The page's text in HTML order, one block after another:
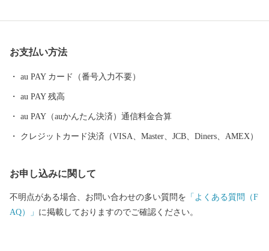
は山形市が有する映像文化を育む環境が高い評価を受け、日本で
初めて、ユネスコ創造都市ネットワーク映画部門への加盟が認め
である山形交響楽団が活動しています。 平成３１年４月には中核
市に移行し、保健所を開設するなど、県都としても発展を続けて
お支払い方法
au PAY カード（番号入力不要）
au PAY 残高
au PAY（auかんたん決済）通信料金合算
クレジットカード決済（VISA、Master、JCB、Diners、AMEX）
お申し込みに関して
不明点がある場合、お問い合わせの多い質問を 「よくある質問（F
AQ）」 に掲載しておりますのでご確認ください。